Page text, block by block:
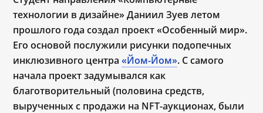
технологии в дизайне» Даниил Зуев летом
прошлого года создал проект «Особенный мир».
Его основой послужили рисунки подопечных
инклюзивного центра«Йом-Йом». С самого
начала проект задумывался как
благотворительный (половина средств,
вырученных с продажи на NFT-аукционах, были